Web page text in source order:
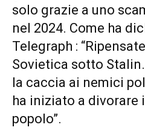
solo grazie a uno
nel 2024. Come ha
Telegraph :
Sovietica sotto
la caccia ai nemici
ha iniziato a divorare
popolo”.